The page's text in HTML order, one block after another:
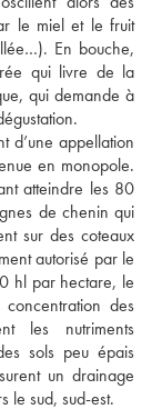
le miel et le fruit
En bouche,
qui livre de la
qui demande à
d’une appellation
en monopole.
atteindre les 80
de chenin qui
sur des coteaux
autorisé par le
hl par hectare, le
des
les nutriments
sols peu épais
un drainage
le sud, sud-est.